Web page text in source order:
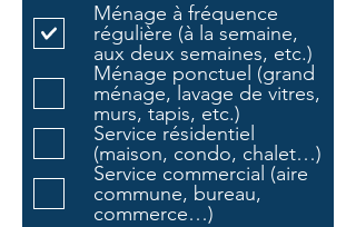
g
a
t
o
i
r
e
Ménage à fréquence
régulière (à la semaine,
aux deux semaines, etc.)
Ménage ponctuel (grand
ménage, lavage de vitres,
murs, tapis, etc.)
Service résidentiel
(maison, condo, chalet…)
Service commercial (aire
commune, bureau,
commerce…)